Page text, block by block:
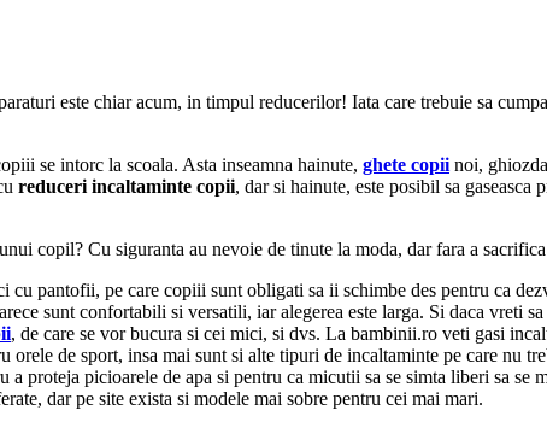
este chiar acum, in timpul reducerilor! Iata care trebuie sa
se intorc la scoala. Asta inseamna hainute, ghete copiinoi,
reduceri incaltaminte copii, dar si hainute, este posibil sa gaseasca
copil? Cu siguranta au nevoie de tinute la moda, dar fara a
cu pantofii, pe care copiii sunt obligati sa ii schimbe des pentru ca
sunt confortabili si versatili, iar alegerea este larga. Si daca vreti
, de care se vor bucura si cei mici, si dvs. La bambinii.ro veti gasi
de sport, insa mai sunt si alte tipuri de incaltaminte pe care nu
proteja picioarele de apa si pentru ca micutii sa se simta liberi sa
dar pe site exista si modele mai sobre pentru cei mai mari.